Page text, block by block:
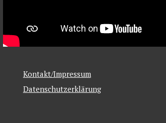
Kontakt/Impressum
Datenschutzerklärung